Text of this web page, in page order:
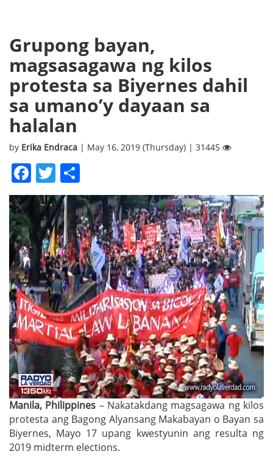
Grupong bayan,
magsasagawa ng kilos
protesta sa Biyernes dahil
sa umano’y dayaan sa
halalan
by Erika Endraca | May 16, 2019 (Thursday) | 31445
Facebook
Twitter
Manila, Philippines – Nakatakdang magsagawa ng kilos
protesta ang Bagong Alyansang Makabayan o Bayan sa
Biyernes, Mayo 17 upang kwestyunin ang resulta ng
2019 midterm elections.